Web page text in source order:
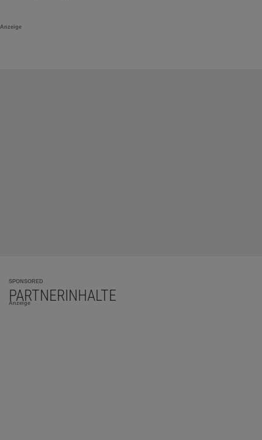
Anzeige
SPONSORED
PARTNERINHALTE
Anzeige